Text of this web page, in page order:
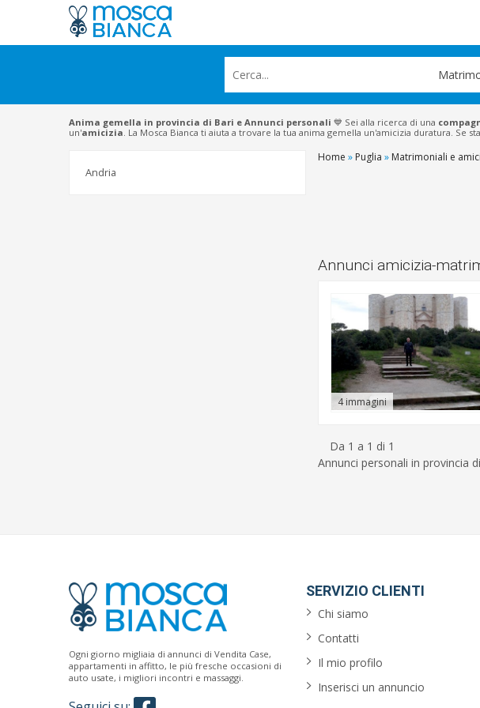
Anima gemella in provincia di Bari e Annunci personali 💙 Sei alla ricerca di una
un'amicizia. La Mosca Bianca ti aiuta a trovare la tua anima gemella un'amicizia duratura. Se
Andria
Home » Puglia » Matrimoniali e
Annunci amicizia-
4 immagini
Da 1 a 1 di 1
Annunci personali in provincia
Ogni giorno migliaia di annunci di Vendita Case,
appartamenti in affitto, le più fresche occasioni di
auto usate, i migliori incontri e massaggi.
SERVIZIO CLIENTI
Chi siamo
Contatti
Il mio profilo
Inserisci un annuncio